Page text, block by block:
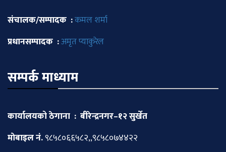
संचालक/सम्पादक :कमल शर्मा
प्रधानसम्पादक :अमृत प्याकुरेल
सम्पर्क माध्याम
कार्यालयको ठेगाना : बीरेन्द्रनगर–१२ सुर्खेत
माेबाइल नं.९८५८०६६५८२,,९८५८०७४४२२